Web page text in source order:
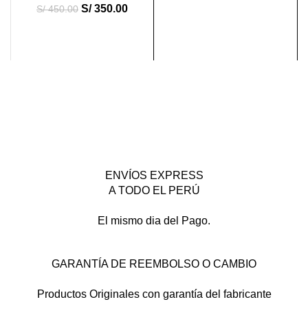
S/450.00 S/350.00
ENVÍOS EXPRESS
A TODO EL PERÚ
El mismo dia del Pago.
GARANTÍA DE REEMBOLSO O CAMBIO
Productos Originales con garantía del fabricante